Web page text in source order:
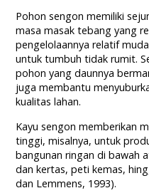
Pohon sengon memiliki
masa masak tebang yang
pengelolaannya relatif
untuk tumbuh tidak rumit.
pohon yang daunnya
juga membantu
kualitas lahan.
Kayu sengon memberikan
tinggi, misalnya, untuk
bangunan ringan di bawah
dan kertas, peti kemas,
dan Lemmens, 1993).